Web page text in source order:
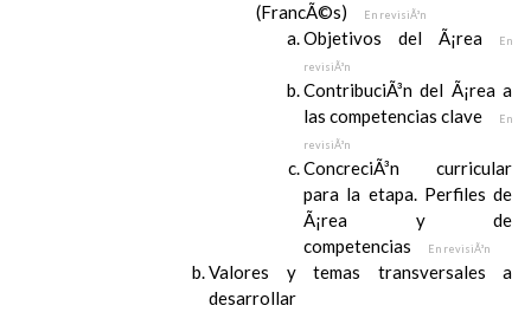
(FrancÃ©s) En revisiÃ³n
Objetivos del Ã¡rea
En
revisiÃ³n
ContribuciÃ³n del Ã¡rea a
las competencias clave
En
revisiÃ³n
ConcreciÃ³n curricular
para la etapa. Perfiles de
Ã¡rea y de
competencias
En revisiÃ³n
Valores y temas transversales a
desarrollar